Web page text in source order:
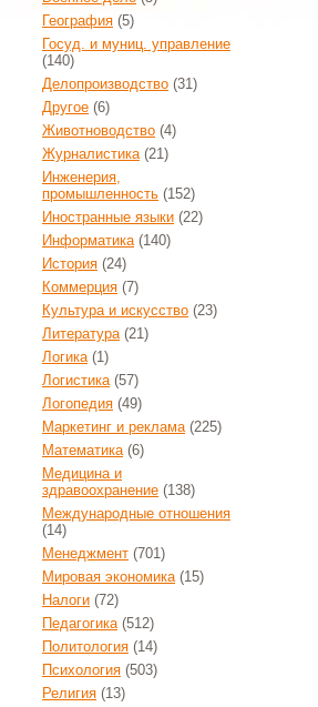
География (5)
Госуд. и муниц. управление
(140)
Делопроизводство (31)
Другое (6)
Животноводство (4)
Журналистика(21)
Инженерия,
промышленность (152)
Иностранные языки (22)
Информатика(140)
История (24)
Коммерция (7)
Культура и искусство (23)
Литература(21)
Логика(1)
Логистика(57)
Логопедия (49)
Маркетинг и реклама(225)
Математика(6)
Медицина и
здравоохранение (138)
Международные отношения
(14)
Менеджмент (701)
Мировая экономика(15)
Налоги (72)
Педагогика(512)
Политология (14)
Психология (503)
Религия (13)